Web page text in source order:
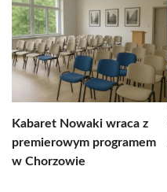
Kabaret Nowaki wraca z
premierowym programem
w Chorzowie